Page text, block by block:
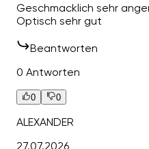
Geschmacklich sehr
Optisch sehr gut
Beantworten
0 Antworten
0 0
ALEXANDER
27.07.2026